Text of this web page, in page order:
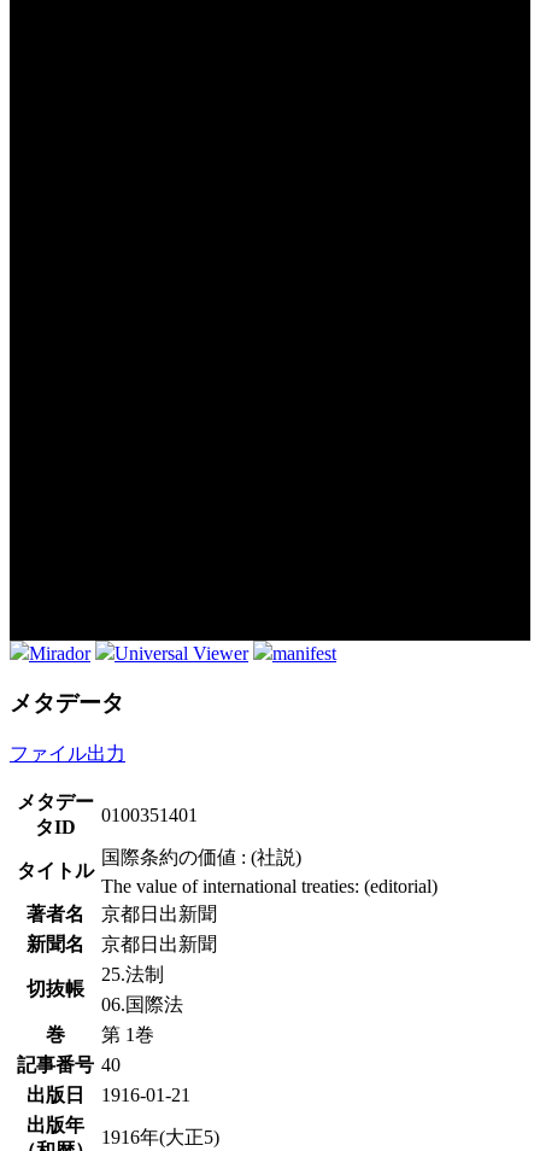
Mirador Universal Viewer manifest
メタデータ
ファイル出力
メタデー
タID
0100351401
タイトル
国際条約の価値 : (社説)
The value of international treaties: (editorial)
著者名
京都日出新聞
新聞名
京都日出新聞
切抜帳
25.法制
06.国際法
巻
第 1巻
記事番号 40
出版日
1916-01-21
出版年
1916年(大正5)